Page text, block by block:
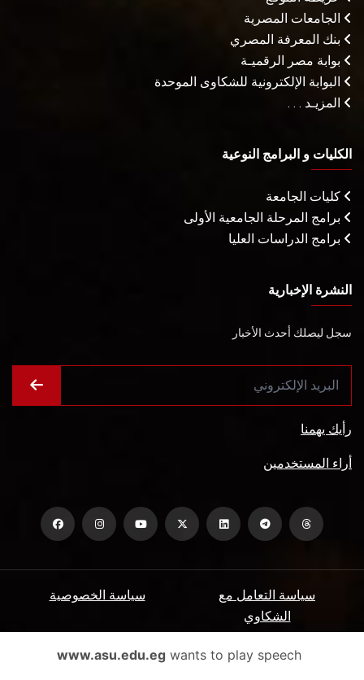
الجامعات المصرية
بنك المعرفة المصري
بوابة مصر الرقميـة
البوابة الإلكترونية للشكاوى الموحدة
المزيـد . . .
الكليات و البرامج النوعية
كليات الجامعة
برامج المرحلة الجامعية الأولى
برامج الدراسات العليا
النشرة الإخبارية
سجل ليصلك أحدث الأخبار
رأيك يهمنا
أراء المستخدمين
سياسة الخصوصية
سياسة التعامل مع
الشكاوي
الأسئلة الشائعة ميثاق المتعاملين www.asu.edu.egwants to play speech